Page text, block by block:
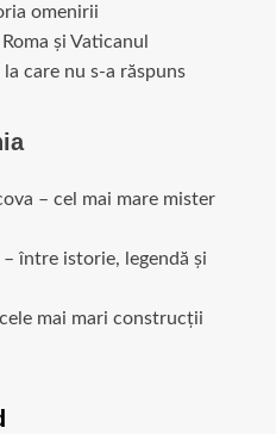
omenirii
și Vaticanul
care nu s-a răspuns
– cel mai mare mister
între istorie, legendă și
mai mari construcții